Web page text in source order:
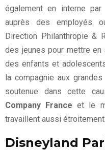
également en interne
auprès des employés
Direction Philanthropie &
des jeunes pour mettre en
des enfants et
la compagnie aux
soutenue dans cette
Company France et le
travaillent aussi
Disneyland